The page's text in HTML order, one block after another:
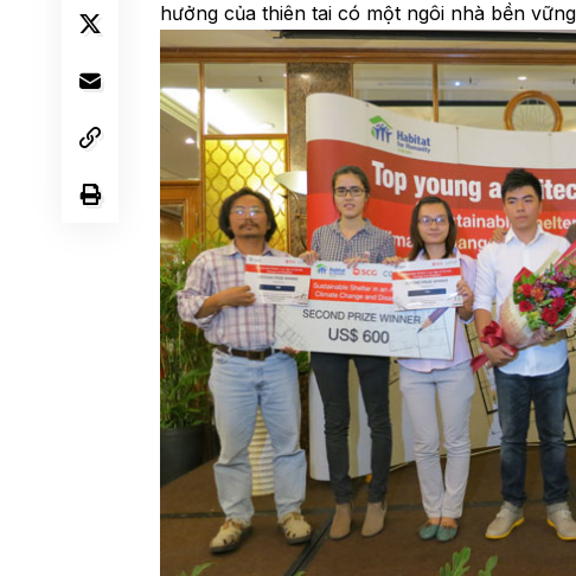
hưởng của thiên tai có một ngôi nhà bền